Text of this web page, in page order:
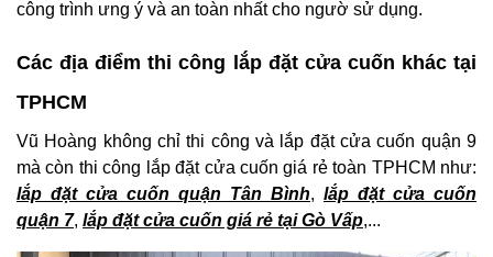
công trình ưng ý và an toàn nhất cho ngườ sử dụng.
Các địa điểm thi công lắp đặt cửa cuốn khác tại
TPHCM
Vũ Hoàng không chỉ thi công và lắp đặt cửa cuốn quận 9
mà còn thi công lắp đặt cửa cuốn giá rẻ toàn TPHCM như:
lắp đặt cửa cuốn quận Tân Bình, lắp đặt cửa cuốn
quận 7, lắp đặt cửa cuốn giá rẻ tại Gò Vấp,...